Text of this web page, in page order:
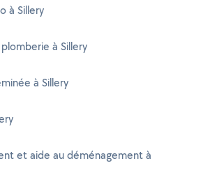
à Sillery
à Sillery
à Sillery
et aide au déménagement à